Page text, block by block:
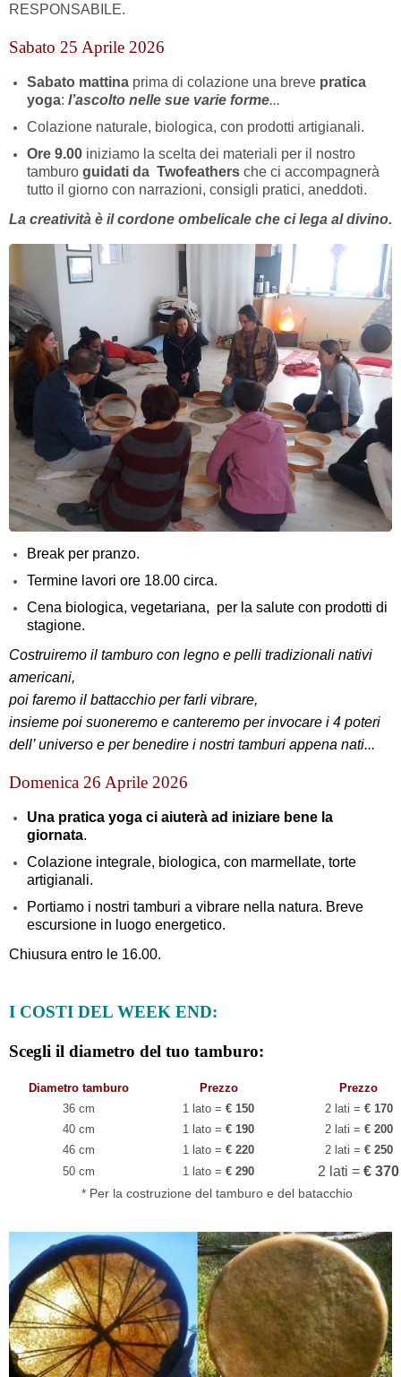
RESPONSABILE.
Sabato 25 Aprile 2026
Sabato mattina prima di colazione una breve pratica
yoga: l’ascolto nelle sue varie forme...
Colazione naturale, biologica, con prodotti artigianali.
Ore 9.00 iniziamo la scelta dei materiali per il nostro
tamburo guidati da Twofeathers che ci accompagnerà
tutto il giorno con narrazioni, consigli pratici, aneddoti.
La creatività è il cordone ombelicale che ci lega al divino.
Break per pranzo.
Termine lavori ore 18.00 circa.
Cena biologica, vegetariana, per la salute con prodotti di
stagione.
Costruiremo il tamburo con legno e pelli tradizionali nativi
americani,
poi faremo il battacchio per farli vibrare,
insieme poi suoneremo e canteremo per invocare i 4 poteri
dell’ universo e per benedire i nostri tamburi appena nati...
Domenica 26 Aprile 2026
Una pratica yoga ci aiuterà ad iniziare bene la
giornata.
Colazione integrale, biologica, con marmellate, torte
artigianali.
Portiamo i nostri tamburi a vibrare nella natura. Breve
escursione in luogo energetico.
Chiusura entro le 16.00.
I COSTI DEL WEEK END:
Scegli il diametro del tuo tamburo:
Diametro tamburo Prezzo
Prezzo
36 cm
1 lato = € 150 2 lati = € 170
40 cm
1 lato = € 190 2 lati = € 200
46 cm
1 lato = € 220 2 lati = € 250
50 cm
1 lato = € 290 2 lati = € 370
* Per la costruzione del tamburo e del batacchio